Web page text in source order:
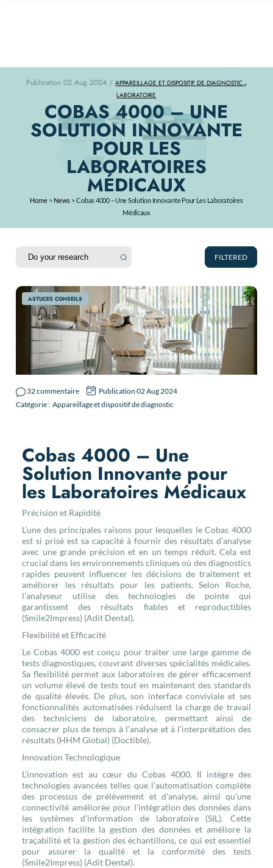
Publication 02 Aug 2024 /APPAREILLAGE ET DISPOSITIF DE DIAGNOSTIC,
LABORATOIRE
COBAS 4000 – UNE
SOLUTION INNOVANTE
POUR LES
LABORATOIRES
MÉDICAUX
Home > News >Cobas 4000 – Une Solution Innovante Pour Les Laboratoires
Médicaux
FILTERED
ASTUCES CONSEILS
32 commentaire
Publication 02 Aug 2024
Catégorie : Appareillage et dispositif de diagnostic
Cobas 4000 – Une
Solution Innovante pour
les Laboratoires Médicaux
Précision et Rapidité
L’une des principales raisons pour lesquelles le Cobas 4000
est si prisé est sa capacité à fournir des résultats d’analyse
avec une grande précision et en un temps réduit. Cela est
crucial dans les environnements cliniques où des diagnostics
rapides peuvent influencer les décisions de traitement et
améliorer les résultats pour les patients. Selon Roche,
l’analyseur utilise des technologies de pointe qui
garantissent des résultats fiables et reproductibles​
(Smile2Impress)​​ (Adit Dental)​.
Flexibilité et Efficacité
Le Cobas 4000 est conçu pour traiter une large gamme de
tests diagnostiques, couvrant diverses spécialités médicales.
Sa flexibilité permet aux laboratoires de gérer efficacement
un volume élevé de tests tout en maintenant des standards
de qualité élevés. De plus, son interface conviviale et ses
fonctionnalités automatisées réduisent la charge de travail
des techniciens de laboratoire, permettant ainsi de
consacrer plus de temps à l’analyse et à l’interprétation des
résultats​ (HHM Global)​​ (Doctible)​.
Innovation Technologique
L’innovation est au cœur du Cobas 4000. Il intègre des
technologies avancées telles que l’automatisation complète
des processus de prélèvement et d’analyse, ainsi qu’une
connectivité améliorée pour l’intégration des données dans
les systèmes d’information de laboratoire (SIL). Cette
intégration facilite la gestion des données et améliore la
traçabilité et la gestion des échantillons, ce qui est essentiel
pour assurer la qualité et la conformité des tests​
(Smile2Impress)​​ (Adit Dental)​.